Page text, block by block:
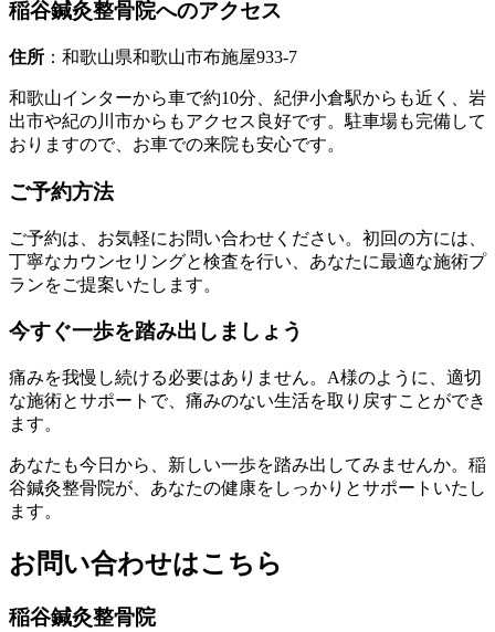
稲谷鍼灸整骨院へのアクセス
住所 ：和歌山県和歌山市布施屋933-7
和歌山インターから車で約10分、紀伊小倉駅からも近く、岩
出市や紀の川市からもアクセス良好です。駐車場も完備して
おりますので、お車での来院も安心です。
ご予約方法
ご予約は、お気軽にお問い合わせください。初回の方には、
丁寧なカウンセリングと検査を行い、あなたに最適な施術プ
ランをご提案いたします。
今すぐ一歩を踏み出しましょう
痛みを我慢し続ける必要はありません。A様のように、適切
な施術とサポートで、痛みのない生活を取り戻すことができ
ます。
あなたも今日から、新しい一歩を踏み出してみませんか。稲
谷鍼灸整骨院が、あなたの健康をしっかりとサポートいたし
ます。
お問い合わせはこちら
稲谷鍼灸整骨院